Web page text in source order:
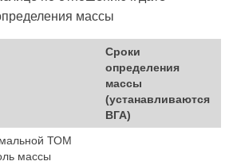
массы
Сроки
определения
массы
(устанавливаются
ВГА)
ТОМ
массы